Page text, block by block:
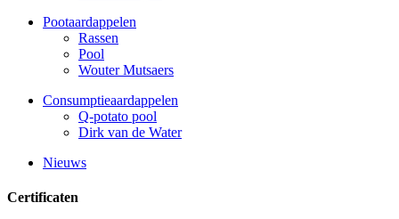
Pootaardappelen
Rassen
Pool
Wouter Mutsaers
Consumptieaardappelen
Q-potato pool
Dirk van de Water
Nieuws
Certificaten